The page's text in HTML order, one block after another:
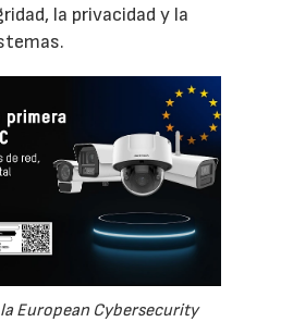
la privacidad y la
European Cybersecurity